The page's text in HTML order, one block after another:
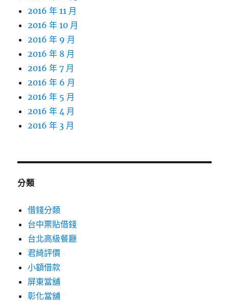
2016 年 11 月
2016 年 10 月
2016 年 9 月
2016 年 8 月
2016 年 7 月
2016 年 6 月
2016 年 5 月
2016 年 4 月
2016 年 3 月
分類
借錢分類
台中票貼借錢
台北高級餐廳
君綺評價
小額借款
屏東當舖
彰化當舖